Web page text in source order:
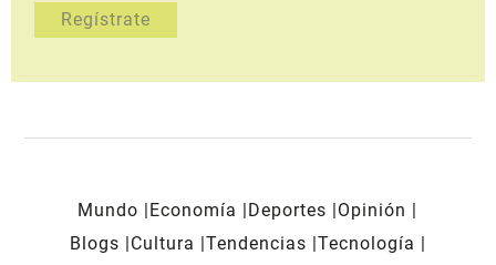
Mundo Economía Deportes
Opinión
Blogs
Cultura Tendencias Tecnología